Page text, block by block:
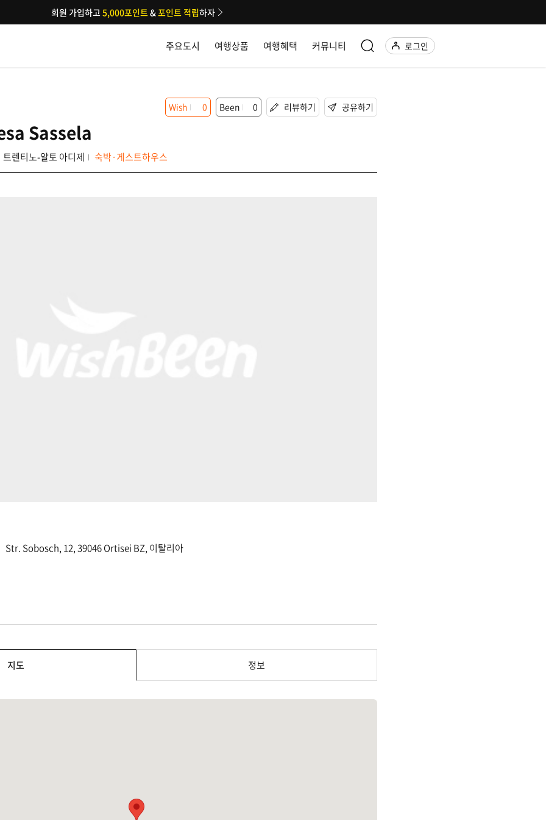
주요도시 여행상품 여행혜택 커뮤니티 로그인
회원 가입하고5,000포인트&포인트 적립하자
Sassela
트렌티노-알토 아디제 숙박·게스트하우스
Wish 0 Been 0 리뷰하기 공유하기
Str. Sobosch, 12, 39046 Ortisei BZ, 이탈리아
지도 정보